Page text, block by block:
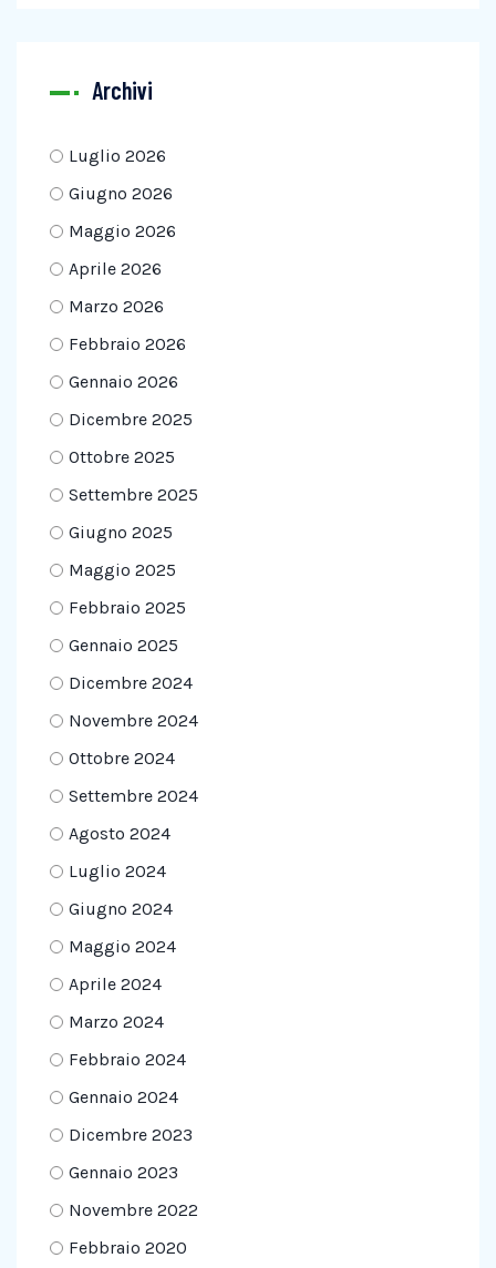
Archivi
Luglio 2026
Giugno 2026
Maggio 2026
Aprile 2026
Marzo 2026
Febbraio 2026
Gennaio 2026
Dicembre 2025
Ottobre 2025
Settembre 2025
Giugno 2025
Maggio 2025
Febbraio 2025
Gennaio 2025
Dicembre 2024
Novembre 2024
Ottobre 2024
Settembre 2024
Agosto 2024
Luglio 2024
Giugno 2024
Maggio 2024
Aprile 2024
Marzo 2024
Febbraio 2024
Gennaio 2024
Dicembre 2023
Gennaio 2023
Novembre 2022
Febbraio 2020